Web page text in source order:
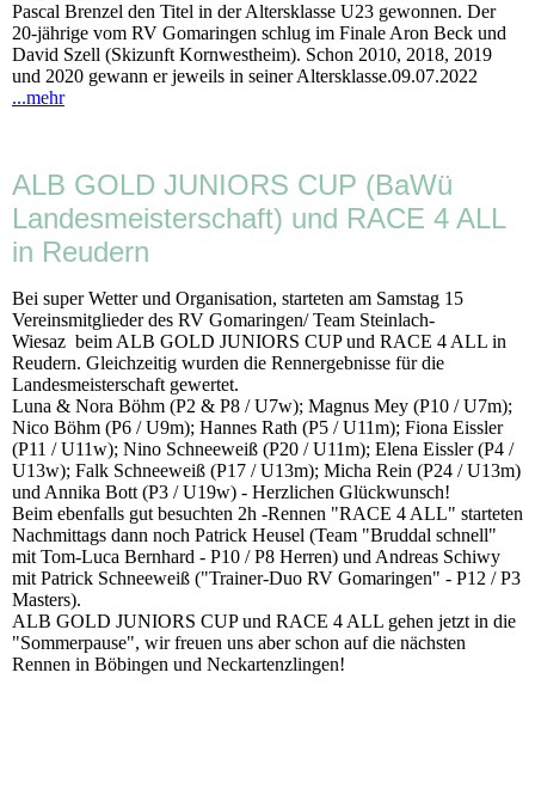
Pascal Brenzel den Titel in der Altersklasse U23 gewonnen. Der
20-jährige vom RV Gomaringen schlug im Finale Aron Beck und
David Szell (Skizunft Kornwestheim). Schon 2010, 2018, 2019
und 2020 gewann er jeweils in seiner Altersklasse.09.07.2022
...mehr
ALB GOLD JUNIORS CUP (BaWü
Landesmeisterschaft) und RACE 4 ALL
in Reudern
Bei super Wetter und Organisation, starteten am Samstag 15
Vereinsmitglieder des RV Gomaringen/ Team Steinlach-
Wiesaz beim ALB GOLD JUNIORS CUP und RACE 4 ALL in
Reudern. Gleichzeitig wurden die Rennergebnisse für die
Landesmeisterschaft gewertet.
Luna & Nora Böhm (P2 & P8 / U7w); Magnus Mey (P10 / U7m);
Nico Böhm (P6 / U9m); Hannes Rath (P5 / U11m); Fiona Eissler
(P11 / U11w); Nino Schneeweiß (P20 / U11m); Elena Eissler (P4 /
U13w); Falk Schneeweiß (P17 / U13m); Micha Rein (P24 / U13m)
und Annika Bott (P3 / U19w) - Herzlichen Glückwunsch!
Beim ebenfalls gut besuchten 2h -Rennen "RACE 4 ALL" starteten
Nachmittags dann noch Patrick Heusel (Team "Bruddal schnell"
mit Tom-Luca Bernhard - P10 / P8 Herren) und Andreas Schiwy
mit Patrick Schneeweiß ("Trainer-Duo RV Gomaringen" - P12 / P3
Masters).
ALB GOLD JUNIORS CUP und RACE 4 ALL gehen jetzt in die
"Sommerpause", wir freuen uns aber schon auf die nächsten
Rennen in Böbingen und Neckartenzlingen!